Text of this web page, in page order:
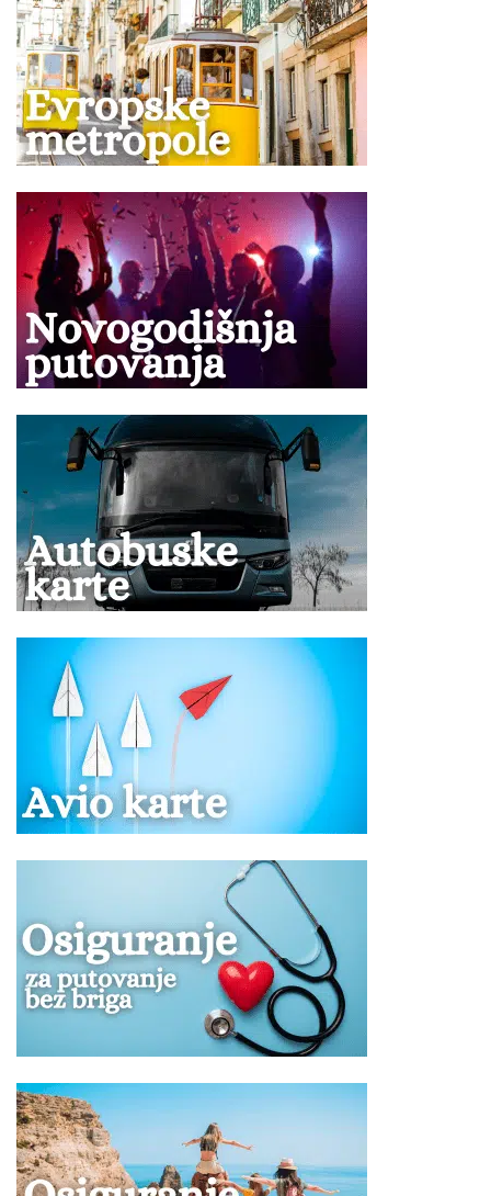
punoplatežne osobe u standardnoj sobi, oba deteta
plaćaju iznos koji je naveden u tabeli programa
putovanja, s tim što jedno dete ima smeštaj u
pomoćnom ležaju, uslugu u hotelu kao punoplatežna
osoba, dok drugo dete ima smeštaj u zajedničkom
ležaju, uslugu u hotelu kao punoplatežna osoba,
Deca od 2-6 godina plaćaju iznos koji je naveden u
tabeli programa putovanja, IMAJU mesto u autobusu u
toku transfera aerodrom – hotel – aerodrom i imaju
besplatan smeštaj u zajedničkom ležaju u nekim
hotelima,
Dete bilo kog uzrasta koje koristi osnovni ležaj plaća
punu cenu aranžmana,
Treća odrasla osoba se može smestiti u standardnu
dvokrevetnu sobu sa pomoćnim ležajem, u smeštajnim
iznos naveden u tabeli programa putovanja, ima
smeštaj u pomoćnom ležaju, uslugu u hotelu kao
punoplatežna osoba,
Doplata za jednokrevetnu (1/1) sobu u većini hotela
iznosi od 100 % od ukupne cene aranžmana i cena je
naveden u tabeli programa putovanja. Jednokrevetne
sobe se rade isključivo na upit.
mesta.
Ukoliko Vam ponuda za Hotel AQUAMARE Rodos ne
odgovara pogledajte ponudu ostalih smeštaja na ostrvu
ili ponudu smeštaja na drugim
kompletnu ponudu za letovanje